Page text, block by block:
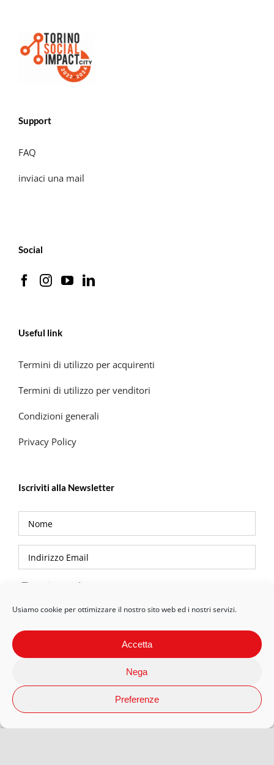
Usiamo cookie per ottimizzare il nostro sito web ed i nostri servizi.
Accetta
Nega
Preferenze
Support
FAQ
inviaci una mail
Social
Useful link
Termini di utilizzo per acquirenti
Termini di utilizzo per venditori
Condizioni generali
Privacy Policy
Iscriviti alla Newsletter
Privacy Policy